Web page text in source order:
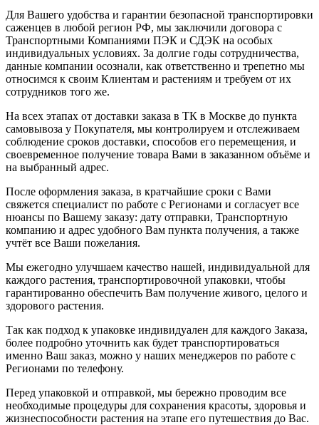
Для Вашего удобства и гарантии безопасной транспортировки
саженцев в любой регион РФ, мы заключили договора с
Транспортными Компаниями ПЭК и СДЭК на особых
индивидуальных условиях. За долгие годы сотрудничества,
данные компании осознали, как ответственно и трепетно мы
относимся к своим Клиентам и растениям и требуем от их
сотрудников того же.
На всех этапах от доставки заказа в ТК в Москве до пункта
самовывоза у Покупателя, мы контролируем и отслеживаем
соблюдение сроков доставки, способов его перемещения, и
своевременное получение товара Вами в заказанном объёме и
на выбранный адрес.
После оформления заказа, в кратчайшие сроки с Вами
свяжется специалист по работе с Регионами и согласует все
нюансы по Вашему заказу: дату отправки, Транспортную
компанию и адрес удобного Вам пункта получения, а также
учтёт все Ваши пожелания.
Мы ежегодно улучшаем качество нашей, индивидуальной для
каждого растения, транспортировочной упаковки, чтобы
гарантированно обеспечить Вам получение живого, целого и
здорового растения.
Так как подход к упаковке индивидуален для каждого Заказа,
более подробно уточнить как будет транспортироваться
именно Ваш заказ, можно у наших менеджеров по работе с
Регионами по телефону.
Перед упаковкой и отправкой, мы бережно проводим все
необходимые процедуры для сохранения красоты, здоровья и
жизнеспособности растения на этапе его путешествия до Вас.